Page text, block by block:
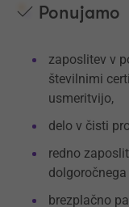
Ponujamo
zaposlitev v
številnimi
usmeritvijo,
delo v čisti
redno
brezplačno